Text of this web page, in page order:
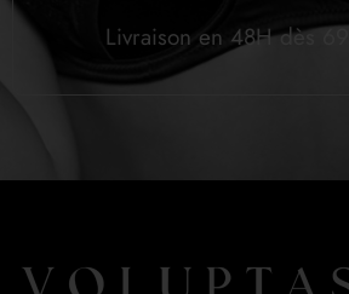
Livraison en 48H dès